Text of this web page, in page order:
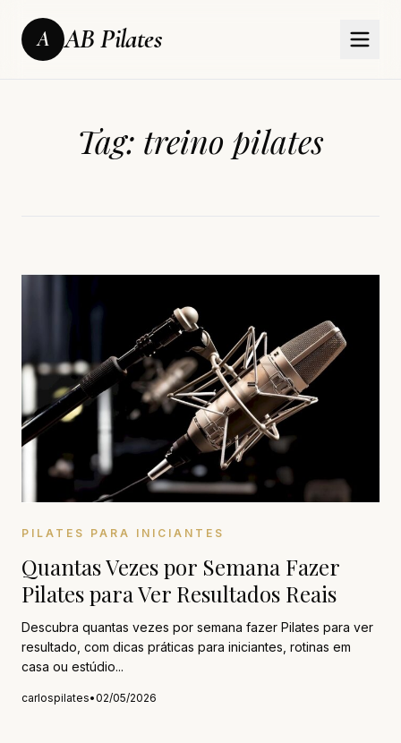
A AB Pilates
Tag: treino pilates
PILATES PARA INICIANTES
Quantas Vezes por Semana Fazer
Pilates para Ver Resultados Reais
Descubra quantas vezes por semana fazer Pilates para ver
resultado, com dicas práticas para iniciantes, rotinas em
casa ou estúdio...
carlospilates•02/05/2026